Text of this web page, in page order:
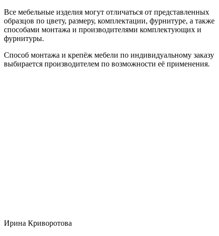
Все мебельные изделия могут отличаться от представленных
образцов по цвету, размеру, комплектации, фурнитуре, а также
способами монтажа и производителями комплектующих и
фурнитуры.
Способ монтажа и крепёж мебели по индивидуальному заказу
выбирается производителем по возможности её применения.
Ирина Криворотова